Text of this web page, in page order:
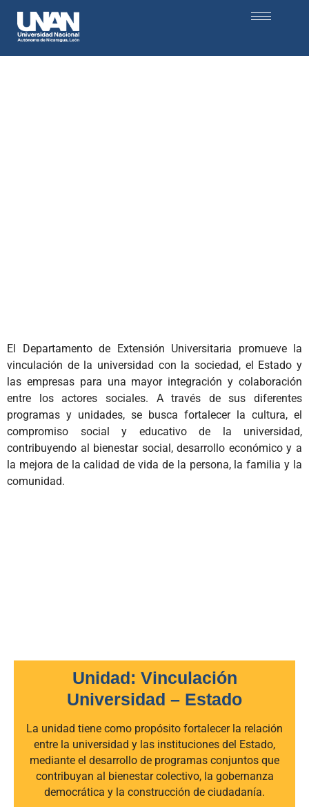
El Departamento de Extensión Universitaria promueve la
vinculación de la universidad con la sociedad, el Estado y
las empresas para una mayor integración y colaboración
entre los actores sociales. A través de sus diferentes
programas y unidades, se busca fortalecer la cultura, el
compromiso social y educativo de la universidad,
contribuyendo al bienestar social, desarrollo económico y a
la mejora de la calidad de vida de la persona, la familia y la
comunidad.
Unidad: Vinculación
Universidad – Estado
La unidad tiene como propósito fortalecer la relación
entre la universidad y las instituciones del Estado,
mediante el desarrollo de programas conjuntos que
contribuyan al bienestar colectivo, la gobernanza
democrática y la construcción de ciudadanía.